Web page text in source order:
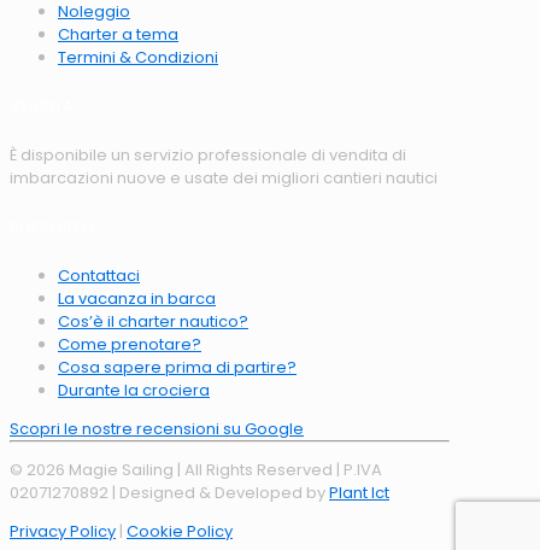
Noleggio
Charter a tema
Termini & Condizioni
È disponibile un servizio professionale di vendita di
imbarcazioni nuove e usate dei migliori cantieri nautici
Contattaci
La vacanza in barca
Cos’è il charter nautico?
Come prenotare?
Cosa sapere prima di partire?
Durante la crociera
Scopri le nostre recensioni su Google
© 2026 Magie Sailing | All Rights Reserved | P.IVA
02071270892 | Designed & Developed byPlant Ict
Privacy Policy | Cookie Policy